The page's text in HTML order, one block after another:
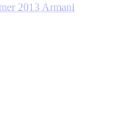
2013 Armani